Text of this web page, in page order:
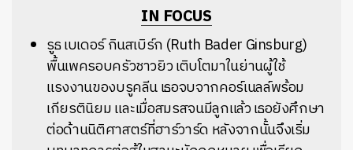
IN FOCUS
รูธเบเดอร์กินสเบิร์ก (Ruth Bader Ginsburg)
พื้นเพครอบครัวชาวยิวเติบโตมาในย่านผู้ใช้
แรงงานของบรูคลีนเธอจบจากคอร์เนลล์พร้อม
เกียรตินิยมและเมื่อสมรสจนมีลูกแล้วเธอยังศึกษา
ต่อด้านนิติศาสตร์ที่ฮาร์วาร์ด หลังจากนั้นจึงเริ่ม